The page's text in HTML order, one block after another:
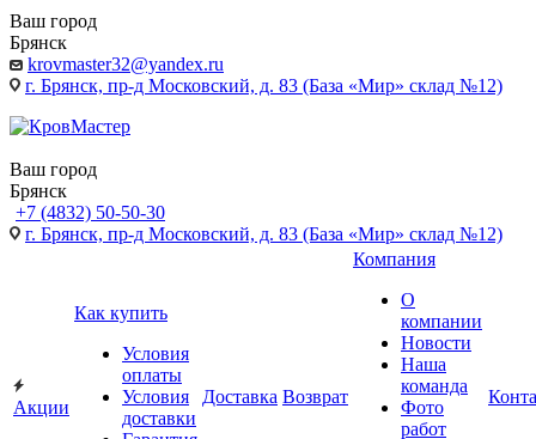
Ваш город
Брянск
krovmaster32@yandex.ru
г. Брянск, пр-д Московский, д. 83 (База «Мир» склад №12)
Ваш город
Брянск
+7 (4832) 50-50-30
г. Брянск, пр-д Московский, д. 83 (База «Мир» склад №12)
Акции
Как купить
Условия
оплаты
Условия
доставки
Доставка Возврат
Компания
О
компании
Новости
Наша
команда
Фото
работ